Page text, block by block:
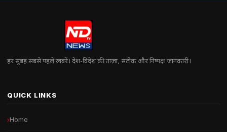
हर सुबह सबसे पहले खबरें। देश-विदेश की ताज़ा, सटीक और निष्पक्ष जानकारी।
QUICK LINKS
Home